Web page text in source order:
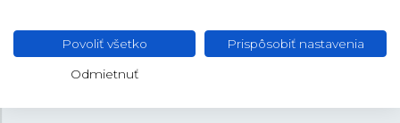
Preklápacia
Povoliť všetko Prispôsobiť nastavenia
Odmietnuť